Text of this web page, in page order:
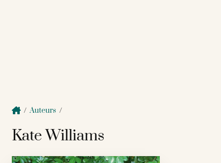
/Auteurs /
Kate Williams